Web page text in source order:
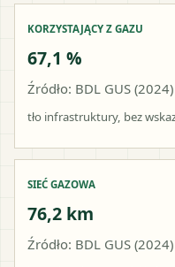
KORZYSTAJĄCY Z GAZU
67,1 %
Źródło: BDL GUS (2024)
tło infrastruktury, bez
SIEĆ GAZOWA
76,2 km
Źródło: BDL GUS (2024)